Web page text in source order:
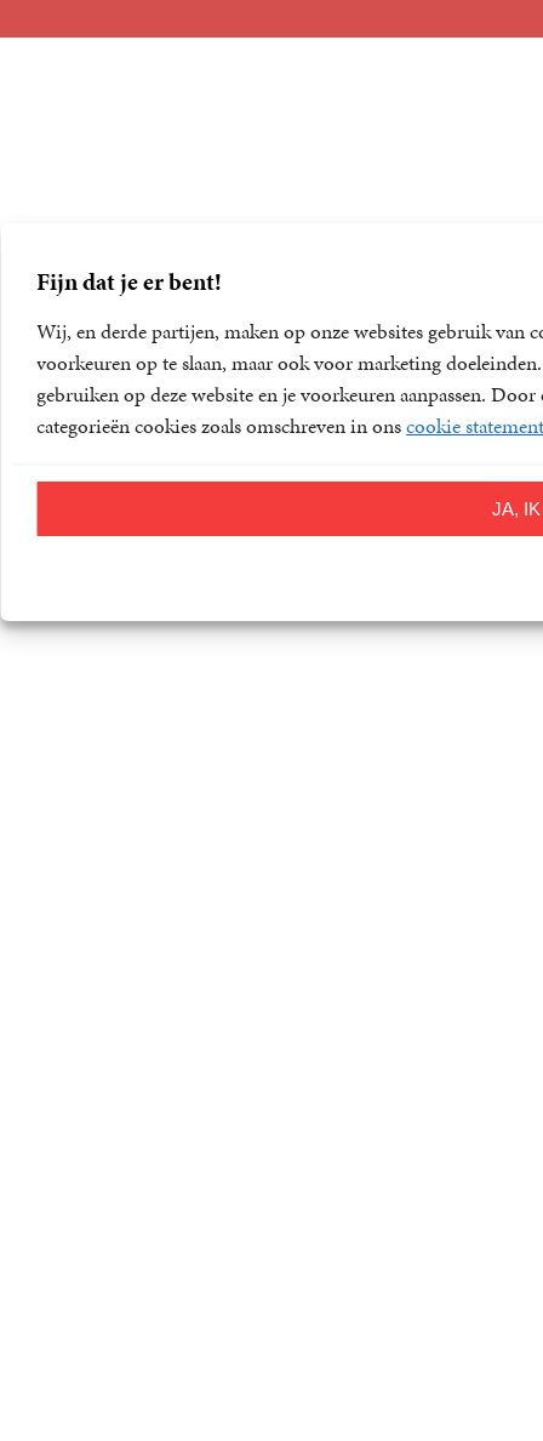
Fijn dat je er bent!
Wij, en derde partijen, maken op onze websites gebruik
voorkeuren op te slaan, maar ook voor marketing
gebruiken op deze website en je voorkeuren aanpassen.
categorieën cookies zoals omschreven in onscookie statement
JA,